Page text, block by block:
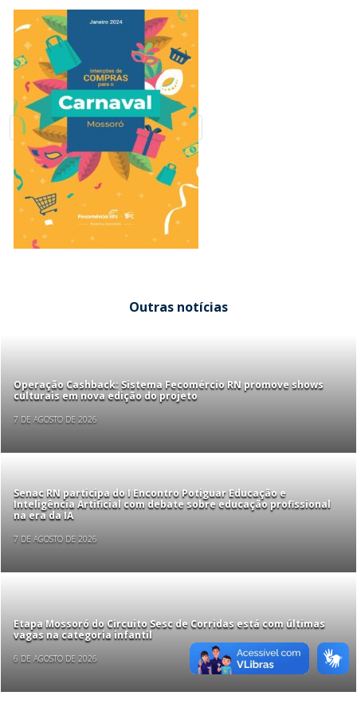
Outras notícias
Operação Cashback: Sistema Fecomércio RN promove shows
culturais em nova edição do projeto
7 DE AGOSTO DE 2026
Senac RN participa do I Encontro Potiguar Educação e
Inteligência Artificial com debate sobre educação profissional
na era da IA
7 DE AGOSTO DE 2026
Etapa Mossoró do Circuito Sesc de Corridas está com últimas
vagas na categoria infantil
6 DE AGOSTO DE 2026